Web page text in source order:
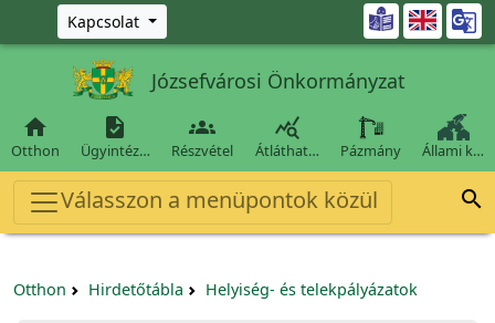
Ugrás a fő tartalomra
Kapcsolat 
Józsefvárosi Önkormányzat

Otthon

Ügyintéz…

Részvétel

Átláthat… Pázmány Állami k…
Válasszon a menüpontok közül 
Otthon Hirdetőtábla Helyiség- és telekpályázatok